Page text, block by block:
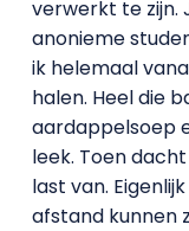
verwerkt te zijn.
anonieme
ik helemaal
halen. Heel die
aardappelsoep
leek. Toen
last van.
afstand kunnen